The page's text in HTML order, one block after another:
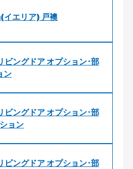
エリア) 戸襖
ングドア オプション･部
ン
ングドア オプション･部
ョン
ングドア オプション･部